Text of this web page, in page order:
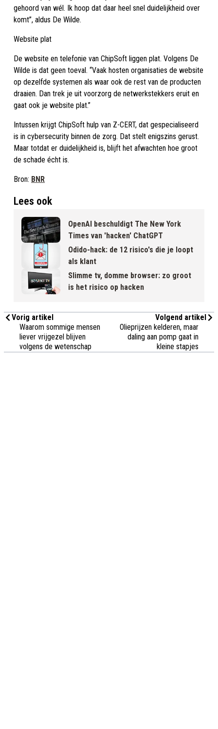
gehoord van wél. Ik hoop dat daar heel snel duidelijkheid over
komt”, aldus De Wilde.
Website plat
De website en telefonie van ChipSoft liggen plat. Volgens De
Wilde is dat geen toeval. “Vaak hosten organisaties de website
op dezelfde systemen als waar ook de rest van de producten
draaien. Dan trek je uit voorzorg de netwerkstekkers eruit en
gaat ook je website plat.”
Intussen krijgt ChipSoft hulp van Z-CERT, dat gespecialiseerd
is in cybersecurity binnen de zorg. Dat stelt enigszins gerust.
Maar totdat er duidelijkheid is, blijft het afwachten hoe groot
de schade écht is.
Bron: BNR
Lees ook
OpenAI beschuldigt The New York
Times van 'hacken' ChatGPT
Odido-hack: de 12 risico's die je loopt
als klant
Slimme tv, domme browser: zo groot
is het risico op hacken
Vorig artikel
Waarom sommige mensen
liever vrijgezel blijven
volgens de wetenschap
Volgend artikel
Olieprijzen kelderen, maar
daling aan pomp gaat in
kleine stapjes